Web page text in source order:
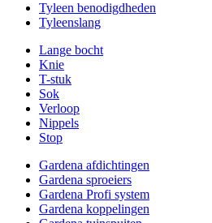
Tyleen benodigdheden
Tyleenslang
Lange bocht
Knie
T-stuk
Sok
Verloop
Nippels
Stop
Gardena afdichtingen
Gardena sproeiers
Gardena Profi system
Gardena koppelingen